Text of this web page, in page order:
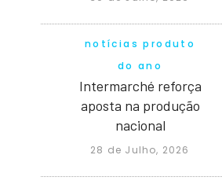
notícias produto
do ano
Intermarché reforça
aposta na produção
nacional
28 de Julho, 2026